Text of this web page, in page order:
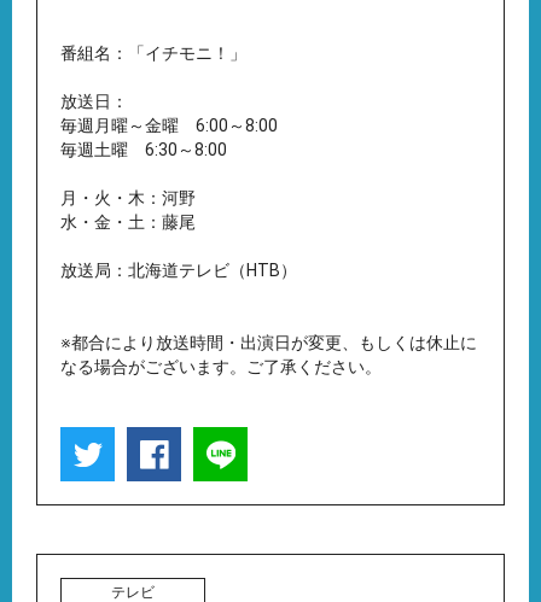
番組名：「イチモニ！」
放送日：
毎週月曜～金曜 6:00～8:00
毎週土曜 6:30～8:00
月・火・木：河野
水・金・土：藤尾
放送局：北海道テレビ（HTB）
※都合により放送時間・出演日が変更、もしくは休止に
なる場合がございます。ご了承ください。
テレビ